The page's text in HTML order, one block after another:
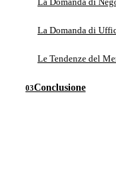
La Domanda di
La Domanda di
Le Tendenze del
Conclusione